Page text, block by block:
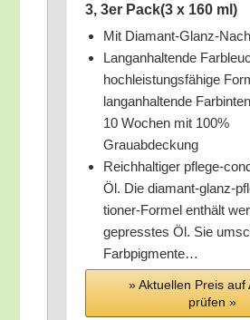
3, 3er Pack(3 x 160 ml)
Mit Dia­mant-Glanz-
Lang­an­hal­ten­de
hoch­leis­tungs­fä­hi­ge
lang­an­hal­ten­de
10 Wochen mit 100%
Grauabdeckung
Reich­hal­ti­ger pfle­ge-
Öl. Die dia­mant-glanz-
tio­ner-For­mel ent­hält
gepress­tes Öl. Sie
Farbpigmente…
» Aktu­el­len Preis auf
prü­fen »